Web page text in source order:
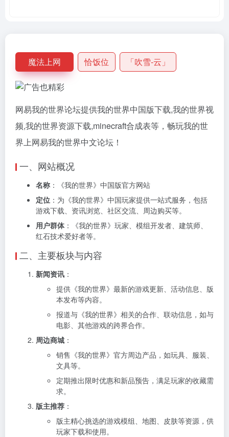
魔法上网 恰饭位 「吹雪-云」
网易我的世界论坛提供我的世界中国版下载,我的世界视
频,我的世界资源下载,minecraft合成表等，畅玩我的世
界上网易我的世界中文论坛！
一、网站概况
名称 ：《我的世界》中国版官方网站
定位 ：为《我的世界》中国玩家提供一站式服务，包括
游戏下载、资讯浏览、社区交流、周边购买等。
用户群体：《我的世界》玩家、模组开发者、建筑师、
红石技术爱好者等。
二、主要板块与内容
新闻资讯 ：
提供《我的世界》最新的游戏更新、活动信息、版
本发布等内容。
报道与《我的世界》相关的合作、联动信息，如与
电影、其他游戏的跨界合作。
周边商城 ：
销售《我的世界》官方周边产品，如玩具、服装、
文具等。
定期推出限时优惠和新品预告，满足玩家的收藏需
求。
版主推荐 ：
版主精心挑选的游戏模组、地图、皮肤等资源，供
玩家下载和使用。